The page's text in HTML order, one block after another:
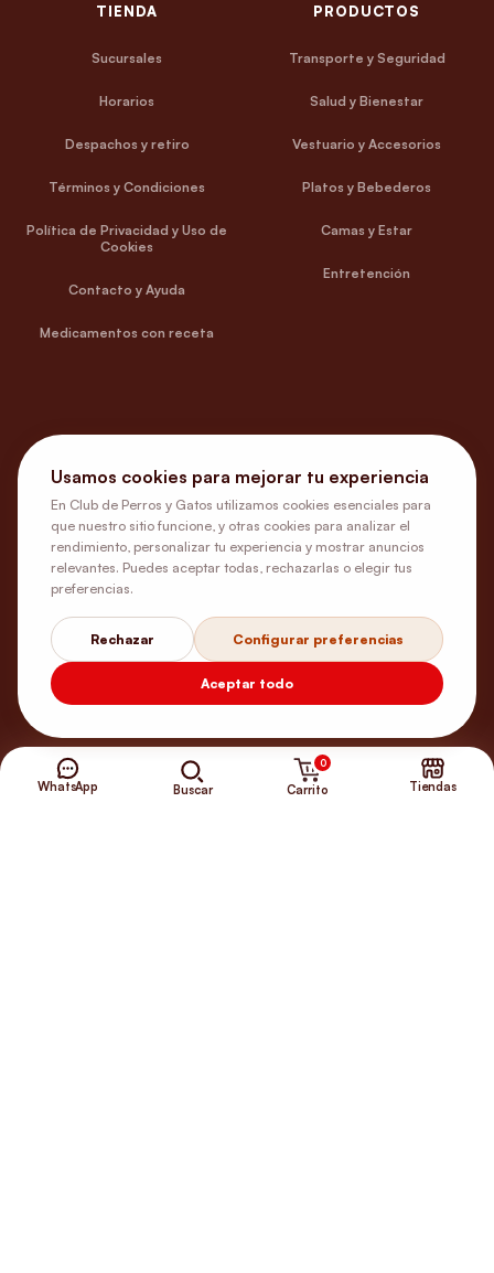
TIENDA
Sucursales
Horarios
Despachos y retiro
Términos y Condiciones
Política de Privacidad y Uso de
Cookies
Contacto y Ayuda
Medicamentos con receta
PRODUCTOS
Transporte y Seguridad
Salud y Bienestar
Vestuario y Accesorios
Platos y Bebederos
Camas y Estar
Entretención
WhatsApp Buscar
0
Carrito Tiendas
Usamos cookies para mejorar tu experiencia
En Club de Perros y Gatos utilizamos cookies esenciales para
que nuestro sitio funcione, y otras cookies para analizar el
rendimiento, personalizar tu experiencia y mostrar anuncios
relevantes. Puedes aceptar todas, rechazarlas o elegir tus
preferencias.
Rechazar Configurar preferencias
Aceptar todo